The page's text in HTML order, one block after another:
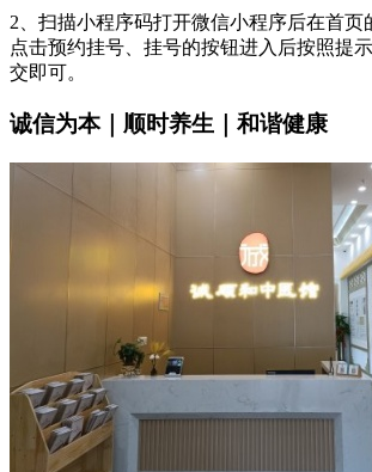
2、扫描小程序码打开微信小程序后在首页
点击预约挂号、挂号的按钮进入后按照提
交即可。
诚信为本｜顺时养生｜和谐健康